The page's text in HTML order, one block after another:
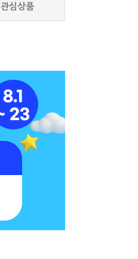
관심상품